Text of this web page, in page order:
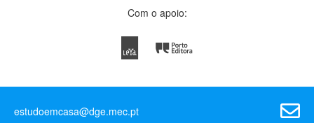
Com o apoio:
estudoemcasa@dge.mec.pt